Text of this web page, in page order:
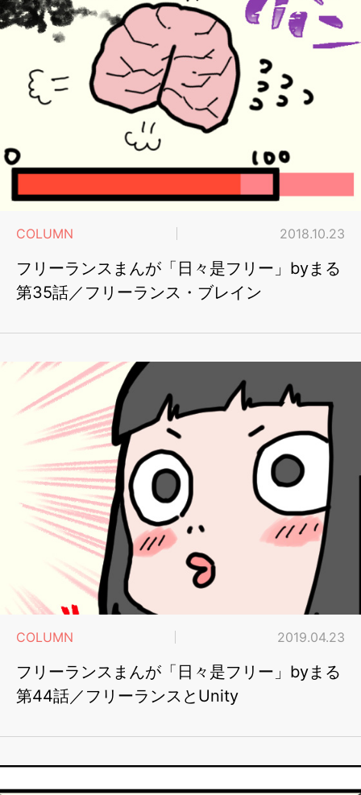
COLUMN 2018.10.23
フリーランスまんが「日々是フリー」byまる
第35話／フリーランス・ブレイン
COLUMN 2019.04.23
フリーランスまんが「日々是フリー」byまる
第44話／フリーランスとUnity